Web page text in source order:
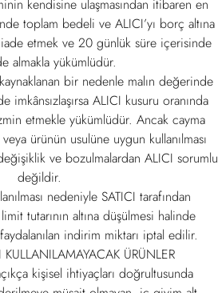
kendisine ulaşmasından itibaren en
toplam bedeli ve ALICI’yı borç altına
etmek ve 20 günlük süre içerisinde
almakla yükümlüdür.
bir nedenle malın değerinde
imkânsızlaşırsa ALICI kusuru oranında
etmekle yükümlüdür. Ancak cayma
ürünün usulüne uygun kullanılması
ve bozulmalardan ALICI sorumlu
değildir.
nedeniyle SATICI tarafından
tutarının altına düşülmesi halinde
indirim miktarı iptal edilir.
ÜRÜNLER
kişisel ihtiyaçları doğrultusunda